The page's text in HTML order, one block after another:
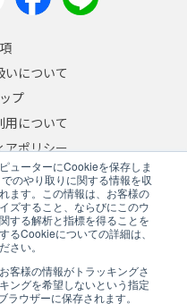
ューターにCookieを保存しま
のやり取りに関する情報を収
ます。この情報は、お客様の
ズすること、ならびにこのウ
する解析と指標を得ることを
るCookieについての詳細は、
さい。
客様の情報がトラッキングさ
ングを希望しないという指定
ウザーに保存されます。
いについて
プ
用について
アポリシー
応について
Limited